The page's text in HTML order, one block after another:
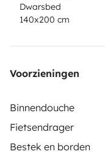
Dwarsbed
140x200 cm
Voorzieningen
Binnendouche
Fietsendrager
Bestek en borden